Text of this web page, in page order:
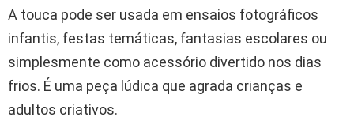
A touca pode ser usada em ensaios fotográficos
infantis, festas temáticas, fantasias escolares ou
simplesmente como acessório divertido nos dias
frios. É uma peça lúdica que agrada crianças e
adultos criativos.